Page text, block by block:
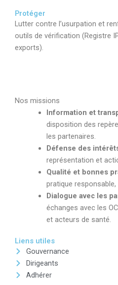
Protéger
Lutter contre l’usurpation et
outils de vérification (Registre
exports).
Nos missions
Information et
disposition des
les partenaires.
Défense des
représentation et
Qualité et bonnes
pratique
Dialogue avec les
échanges avec les
et acteurs de santé.
Liens utiles
Gouvernance
Dirigeants
Adhérer